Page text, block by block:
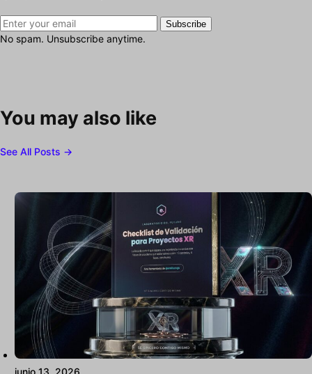
Subscribe
No spam. Unsubscribe anytime.
You may also like
See All Posts →
junio 13, 2026